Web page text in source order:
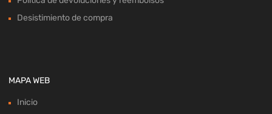
Desistimiento de compra
MAPA WEB
Inicio